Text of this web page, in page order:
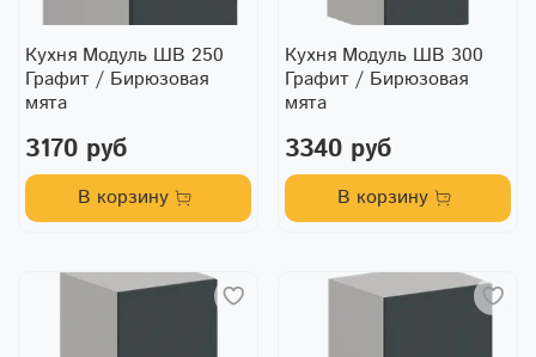
Кухня Модуль ШВ 250
Графит / Бирюзовая
мята
3170 руб
В корзину
Кухня Модуль ШВ 300
Графит / Бирюзовая
мята
3340 руб
В корзину